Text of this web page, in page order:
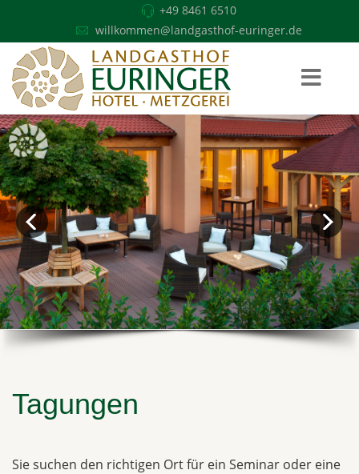
+49 8461 6510
willkommen@landgasthof-euringer.de
Tagungen
Sie suchen den richtigen Ort für ein Seminar oder eine